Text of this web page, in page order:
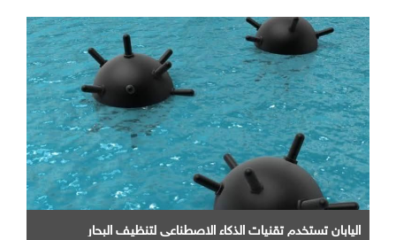
اليابان تستخدم تقنيات الذكاء الاصطناعي لتنظيف البحار